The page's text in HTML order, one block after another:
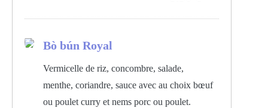
Bò bún Royal
Vermicelle de riz, concombre, salade,
menthe, coriandre, sauce avec au choix bœuf
ou poulet curry et nems porc ou poulet.